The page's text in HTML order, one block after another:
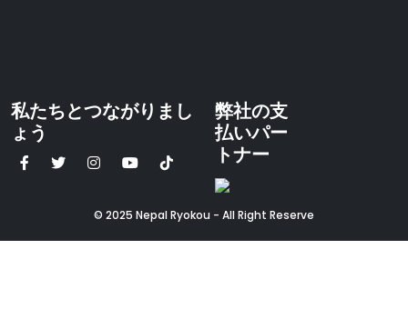
私たちとつながりまし
ょう
弊社の支
払いパー
トナー
© 2025 Nepal Ryokou - All Right Reserve